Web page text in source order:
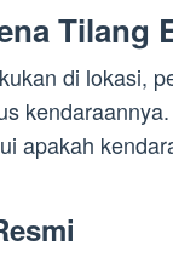
Tilang
di lokasi,
apakah